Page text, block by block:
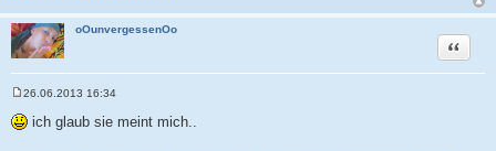
oOunvergessenOo
Zitat
e
i
26.06.2013 16:34
ich glaub sie meint mich..